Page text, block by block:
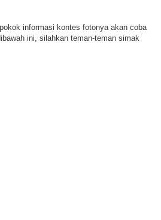
informasi kontes fotonya akan coba
ini, silahkan teman-teman simak